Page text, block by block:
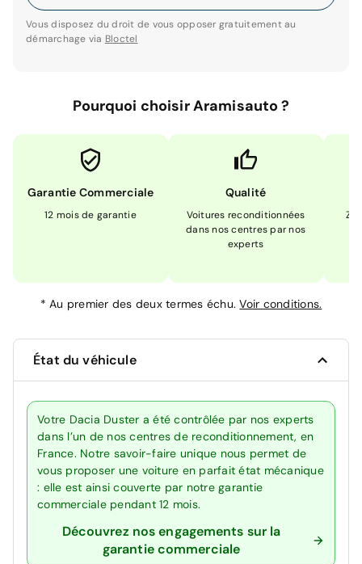
Vous disposez du droit de vous opposer gratuitement au
démarchage via Bloctel
Pourquoi choisir Aramisauto ?
Garantie Commerciale
12 mois de garantie
Qualité
Voitures reconditionnées
dans nos centres par nos
experts
*Au premier des deux termes échu.Voir conditions.
État du véhicule
Votre Dacia Duster a été contrôlée par nos experts
dans l’un de nos centres de reconditionnement, en
France. Notre savoir-faire unique nous permet de
vous proposer une voiture en parfait état mécanique
: elle est ainsi couverte par notre garantie
commerciale pendant 12 mois.
Découvrez nos engagements sur la
garantie commerciale